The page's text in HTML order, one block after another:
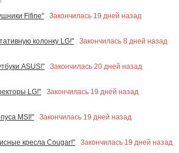
Fifine"
Закончилась 19 дней назад
колонку LG!"
Закончилась 8 дней назад
ASUS!"
Закончилась 20 дней назад
LG!"
Закончилась 19 дней назад
MSI!"
Закончилась 19 дней назад
кресла Cougar!"
Закончилась 19 дней назад